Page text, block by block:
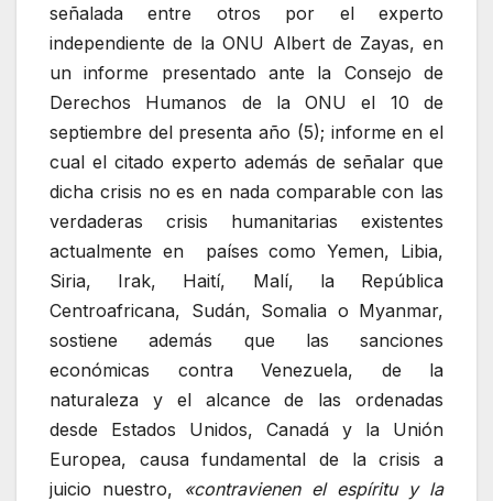
señalada entre otros por el experto
independiente de la ONU Albert de Zayas, en
un informe presentado ante la Consejo de
Derechos Humanos de la ONU el 10 de
septiembre del presenta año (5); informe en el
cual el citado experto además de señalar que
dicha crisis no es en nada comparable con las
verdaderas crisis humanitarias existentes
actualmente en países como Yemen, Libia,
Siria, Irak, Haití, Malí, la República
Centroafricana, Sudán, Somalia o Myanmar,
sostiene además que las sanciones
económicas contra Venezuela, de la
naturaleza y el alcance de las ordenadas
desde Estados Unidos, Canadá y la Unión
Europea, causa fundamental de la crisis a
juicio nuestro, «contravienen el espíritu y la